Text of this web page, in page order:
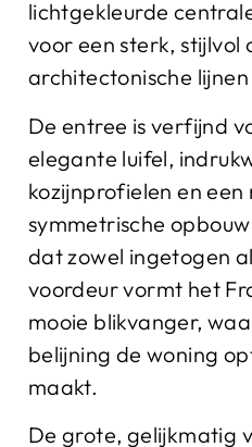
lichtgekleurde
voor een sterk, stijlvol
architectonische
De entree is verfijnd
elegante luifel,
kozijnprofielen en een
symmetrische
dat zowel ingetogen
voordeur vormt het
mooie blikvanger,
belijning de woning
maakt.
De grote, gelijkmatig